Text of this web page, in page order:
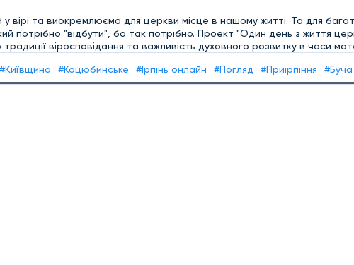
вірі та виокремлюємо для церкви місце в нашому житті. Та для
потрібно "відбути", бо так потрібно. Проект "Один день з життя
віросповідання та важливість духовного розвитку в часи
#Київщина #Коцюбинське #Ірпінь онлайн #Погляд #Приірпіння #Буча